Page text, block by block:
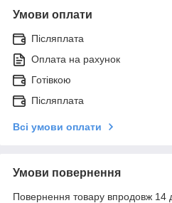
Умови оплати
Післяплата
Оплата на рахунок
Готівкою
Післяплата
Всі умови оплати
Умови повернення
Повернення товару впродовж 14